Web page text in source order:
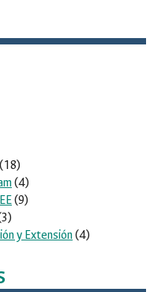
(18)
(4)
(9)
y Extensión(4)